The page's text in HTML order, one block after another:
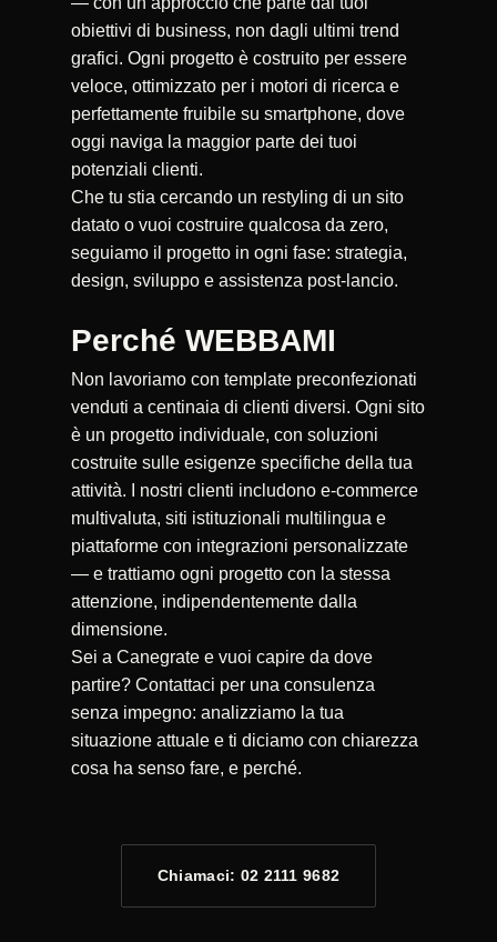
obiettivi di business, non dagli ultimi trend
grafici. Ogni progetto è costruito per essere
veloce, ottimizzato per i motori di ricerca e
perfettamente fruibile su smartphone, dove
oggi naviga la maggior parte dei tuoi
potenziali clienti.
Che tu stia cercando un restyling di un sito
datato o vuoi costruire qualcosa da zero,
seguiamo il progetto in ogni fase: strategia,
design, sviluppo e assistenza post-lancio.
Perché WEBBAMI
Non lavoriamo con template preconfezionati
venduti a centinaia di clienti diversi. Ogni sito
è un progetto individuale, con soluzioni
costruite sulle esigenze specifiche della tua
attività. I nostri clienti includono e-commerce
multivaluta, siti istituzionali multilingua e
piattaforme con integrazioni personalizzate
— e trattiamo ogni progetto con la stessa
attenzione, indipendentemente dalla
dimensione.
Sei a Canegrate e vuoi capire da dove
partire? Contattaci per una consulenza
senza impegno: analizziamo la tua
situazione attuale e ti diciamo con chiarezza
cosa ha senso fare, e perché.
Chiamaci: 02 2111 9682